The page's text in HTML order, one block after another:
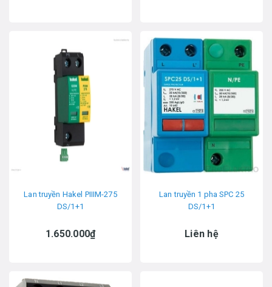
Lan truyền Hakel PIIIM-275
DS/1+1
1.650.000₫
Lan truyền 1 pha SPC 25
DS/1+1
Liên hệ